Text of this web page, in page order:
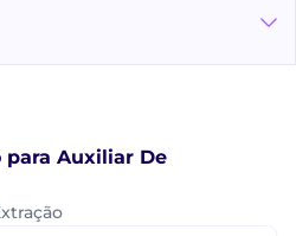
para Auxiliar De